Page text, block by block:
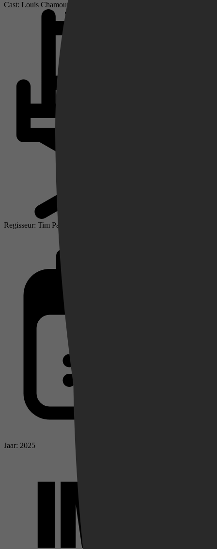
Cast: Louis Chamoun, Raphael Galiulin, Anton Kolchemanov
Regisseur: Tim Paugh
Jaar: 2025